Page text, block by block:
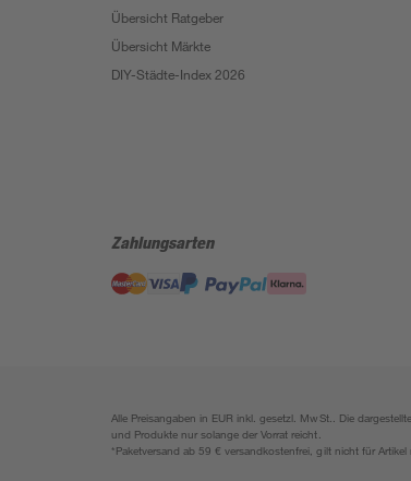
Übersicht Ratgeber
Übersicht Märkte
DIY-Städte-Index 2026
Zahlungsarten
Alle Preisangaben in EUR inkl. gesetzl. MwSt.. Die
und Produkte nur solange der Vorrat reicht.
*Paketversand ab 59 € versandkostenfrei, gilt nicht für